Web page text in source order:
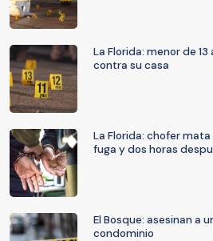
La Florida: menor de
contra su casa
La Florida: chofer
fuga y dos horas
El Bosque: asesinan a
condominio